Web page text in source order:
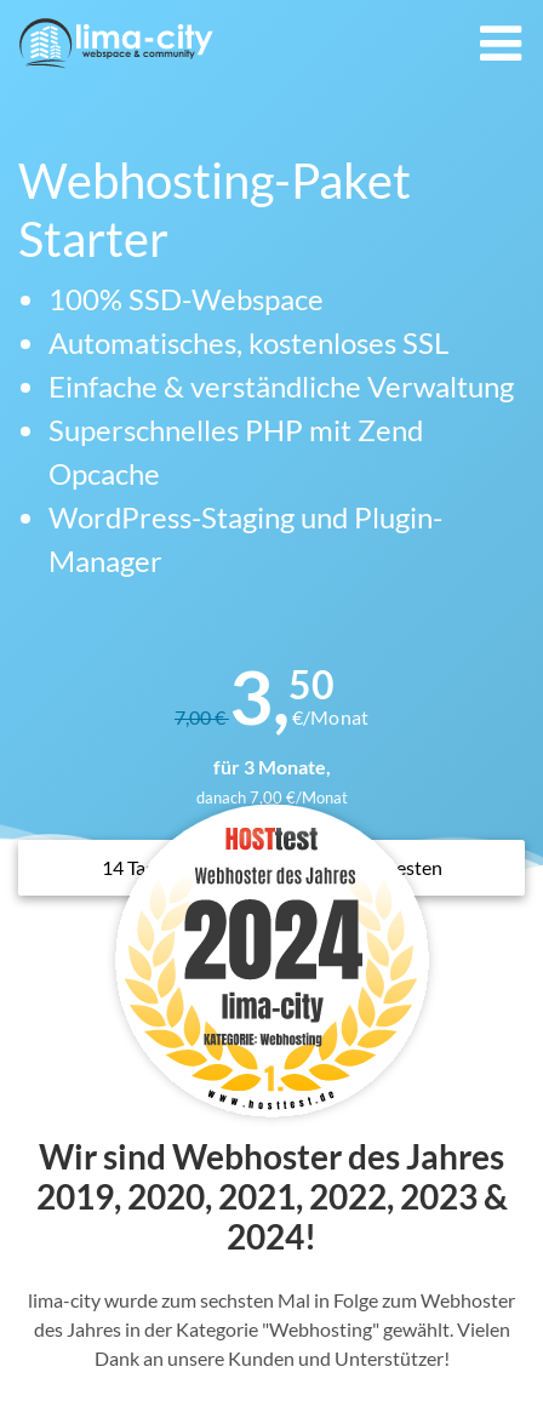
Webhosting-Paket
Starter
100% SSD-Webspace
Automatisches, kostenloses SSL
Einfache & verständliche Verwaltung
Superschnelles PHP mit Zend
Opcache
WordPress-Staging und Plugin-
Manager
7,00 €3,50
€/Monat
für 3 Monate,
danach 7,00 €/Monat
14 Tage kostenlos & unverbindlich testen
Wir sind Webhoster des Jahres
2019, 2020, 2021, 2022, 2023 &
2024!
lima-city wurde zum sechsten Mal in Folge zum Webhoster
des Jahres in der Kategorie "Webhosting" gewählt. Vielen
Dank an unsere Kunden und Unterstützer!